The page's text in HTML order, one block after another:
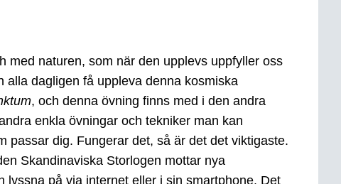
med naturen, som när den upplevs uppfyller oss
alla dagligen få uppleva denna kosmiska
, och denna övning finns med i den andra
enkla övningar och tekniker man kan
passar dig. Fungerar det, så är det det viktigaste.
Skandinaviska Storlogen mottar nya
lyssna på via internet eller i sin smartphone. Det